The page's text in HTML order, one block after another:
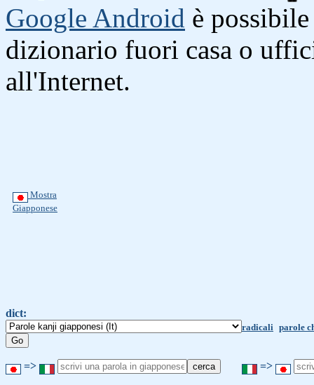
Google Android è
dizionario fuori casa o
all'Internet.
Mostra
Giapponese
dict:
radicali parole
=> =>